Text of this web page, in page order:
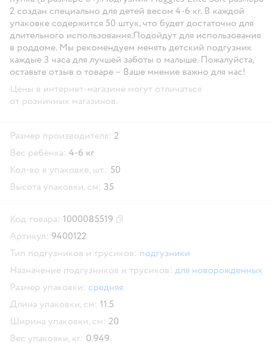
2 создан специально для детей весом 4-6 кг. В каждой
упаковке содержится 50 штук, что будет достаточно для
длительного использования.Подойдут для использования
в роддоме. Мы рекомендуем менять детский подгузник
каждые 3 часа для лучшей заботы о малыше. Пожалуйста,
оставьте отзыв о товаре – Ваше мнение важно для нас!
Цены в интернет-магазине могут отличаться
от розничных магазинов.
Размер производителя: 2
Вес ребёнка: 4-6 кг
Кол-во в упаковке, шт.: 50
Высота упаковки, см: 35
Код товара: 1000085519
Артикул: 9400122
Тип подгузников и трусиков: подгузники
Назначение подгузников и трусиков: для новорожденных
Размер упаковки: средняя
Длина упаковки, см: 11.5
Ширина упаковки, см: 20
Вес упаковки, кг: 0.949